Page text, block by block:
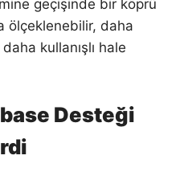
geçişinde bir köprü
ölçeklenebilir, daha
kullanışlı hale
Desteği